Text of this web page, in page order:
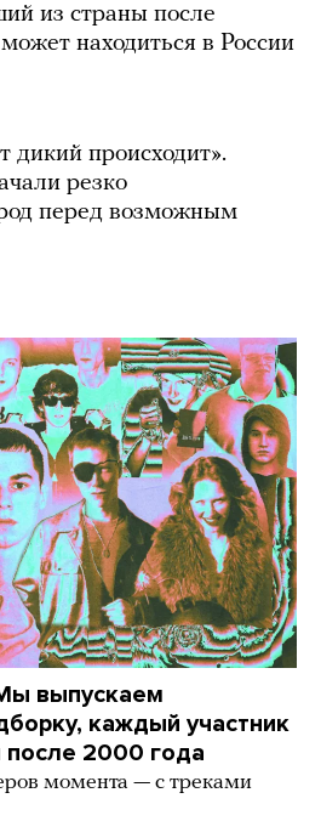
из страны после
находиться в России
дикий происходит».
резко
перед возможным
выпускаем
каждый участник
после 2000 года
момента — с треками